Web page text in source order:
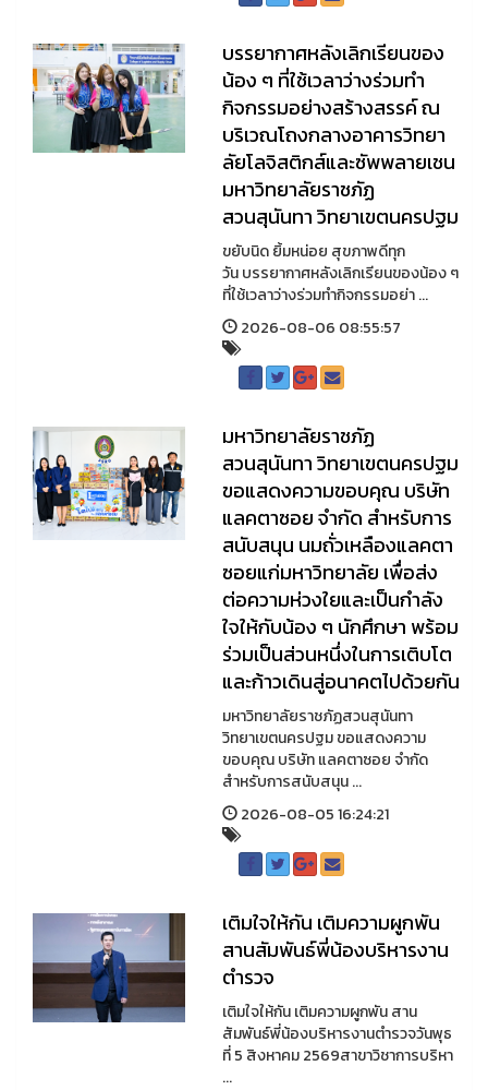
บรรยากาศหลังเลิกเรียนของ
น้อง ๆ ที่ใช้เวลาว่างร่วมทำ
กิจกรรมอย่างสร้างสรรค์ ณ
บริเวณโถงกลางอาคารวิทยา
ลัยโลจิสติกส์และซัพพลายเชน
มหาวิทยาลัยราชภัฏ
สวนสุนันทา วิทยาเขตนครปฐม
ขยับนิด ยิ้มหน่อย สุขภาพดีทุก
วัน บรรยากาศหลังเลิกเรียนของน้อง ๆ
ที่ใช้เวลาว่างร่วมทำกิจกรรมอย่า ...
2026-08-06 08:55:57
มหาวิทยาลัยราชภัฏ
สวนสุนันทา วิทยาเขตนครปฐม
ขอแสดงความขอบคุณ บริษัท
แลคตาซอย จำกัด สำหรับการ
สนับสนุน นมถั่วเหลืองแลคตา
ซอยแก่มหาวิทยาลัย เพื่อส่ง
ต่อความห่วงใยและเป็นกำลัง
ใจให้กับน้อง ๆ นักศึกษา พร้อม
ร่วมเป็นส่วนหนึ่งในการเติบโต
และก้าวเดินสู่อนาคตไปด้วยกัน
มหาวิทยาลัยราชภัฏสวนสุนันทา
วิทยาเขตนครปฐม ขอแสดงความ
ขอบคุณ บริษัท แลคตาซอย จำกัด
สำหรับการสนับสนุน ...
2026-08-05 16:24:21
เติมใจให้กัน เติมความผูกพัน
สานสัมพันธ์พี่น้องบริหารงาน
ตำรวจ
เติมใจให้กัน เติมความผูกพัน สาน
สัมพันธ์พี่น้องบริหารงานตำรวจวันพุธ
ที่ 5 สิงหาคม 2569สาขาวิชาการบริหา
...